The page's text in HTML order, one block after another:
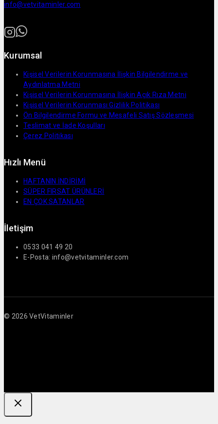
info@vetvitaminler.com
Kurumsal
Kişisel Verilerin Korunmasına İlişkin Bilgilendirme ve
Aydınlatma Metni
Kişisel Verilerin Korunmasına İlişkin Açık Rıza Metni
Kişisel Verilerin Korunması Gizlilik Politikası
Ön Bilgilendirme Formu ve Mesafeli Satış Sözleşmesi
Teslimat ve İade Koşulları
Çerez Politikası
Hızlı Menü
HAFTANIN İNDİRİMİ
SÜPER FIRSAT ÜRÜNLERİ
EN ÇOK SATANLAR
İletişim
0533 041 49 20
E-Posta: info@vetvitaminler.com
© 2026 VetVitaminler